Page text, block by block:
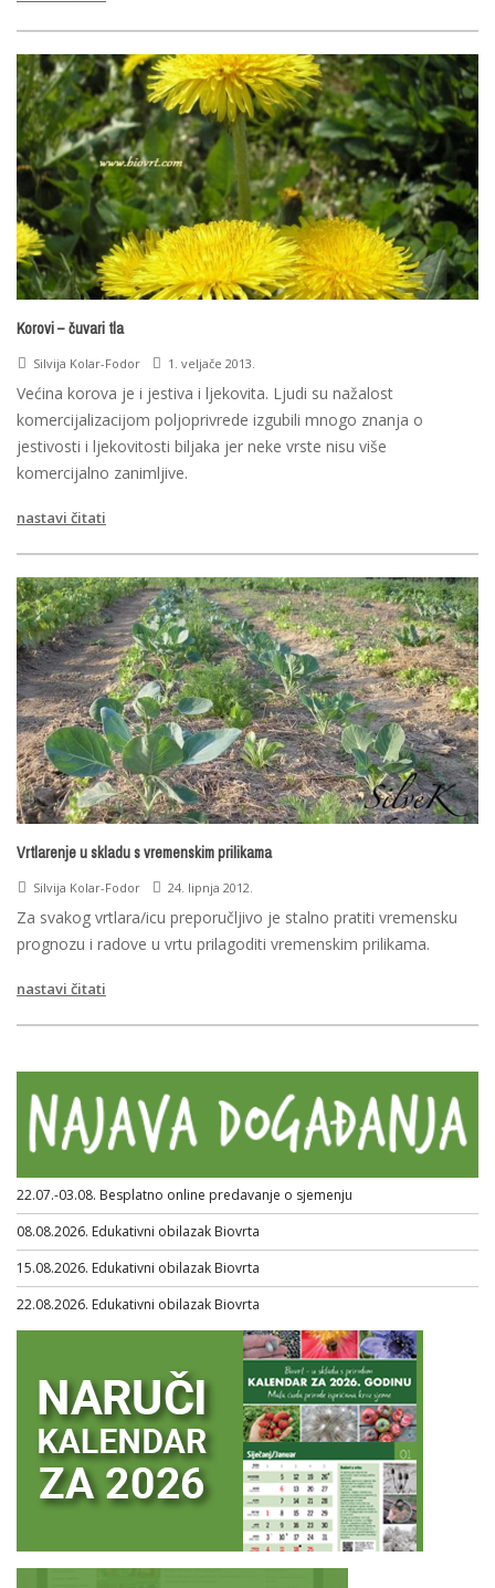
Korovi – čuvari tla
Silvija Kolar-Fodor 1. veljače 2013.
Većina korova je i jestiva i ljekovita. Ljudi su nažalost
komercijalizacijom poljoprivrede izgubili mnogo znanja o
jestivosti i ljekovitosti biljaka jer neke vrste nisu više
komercijalno zanimljive.
nastavi čitati
Vrtlarenje u skladu s vremenskim prilikama
Silvija Kolar-Fodor 24. lipnja 2012.
Za svakog vrtlara/icu preporučljivo je stalno pratiti vremensku
prognozu i radove u vrtu prilagoditi vremenskim prilikama.
nastavi čitati
22.07.-03.08. Besplatno online predavanje o sjemenju
08.08.2026. Edukativni obilazak Biovrta
15.08.2026. Edukativni obilazak Biovrta
22.08.2026. Edukativni obilazak Biovrta